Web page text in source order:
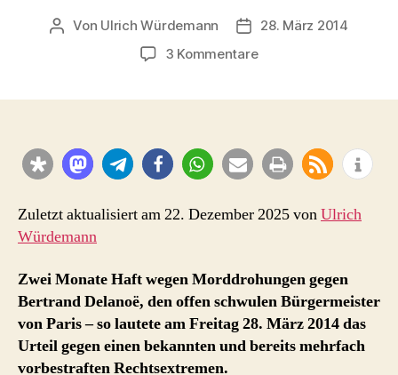
Beitragsautor
Von Ulrich Würdemann Beitragsdatum
28. März 2014
3 Kommentarezu
wegen
homophober
gegen
offen
schwuler
Bürgermeister
(akt.)
Zuletzt aktualisiert am 22. Dezember 2025 vonUlrich
Würdemann
Zwei Monate Haft wegen Morddrohungen gegen
Bertrand Delanoë, den offen schwulen Bürgermeister
von Paris – so lautete am Freitag 28. März 2014 das
Urteil gegen einen bekannten und bereits mehrfach
vorbestraften Rechtsextremen.